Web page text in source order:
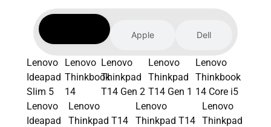
Apple Dell
Lenovo
Ideapad
Slim 5
Lenovo
Thinkbook
14
Lenovo
Thinkpad
T14 Gen 2
Lenovo
Thinkpad
T14 Gen 1
Lenovo
Thinkbook
14 Core i5
Lenovo
Ideapad
Lenovo
Thinkpad T14
Lenovo
Thinkpad T14
Lenovo
Thinkpad